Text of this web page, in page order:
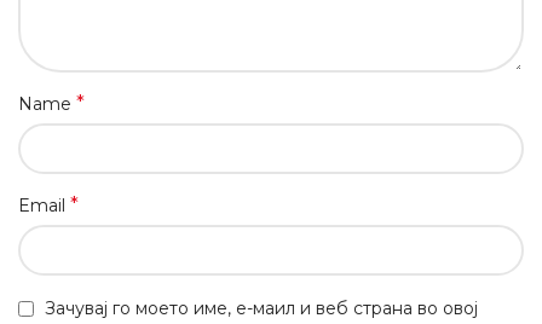
Name *
Email *
Зачувај го моето име, е-маил и веб страна во овој